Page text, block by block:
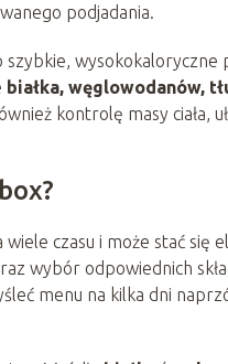
podjadania.
wysokokaloryczne
białka, węglowodanów,
kontrolę masy ciała,
czasu i może stać się
wybór odpowiednich
menu na kilka dni